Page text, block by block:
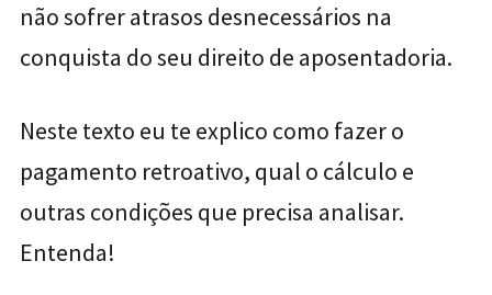
não sofrer atrasos desnecessários na
conquista do seu direito de aposentadoria.
Neste texto eu te explico como fazer o
pagamento retroativo, qual o cálculo e
outras condições que precisa analisar.
Entenda!